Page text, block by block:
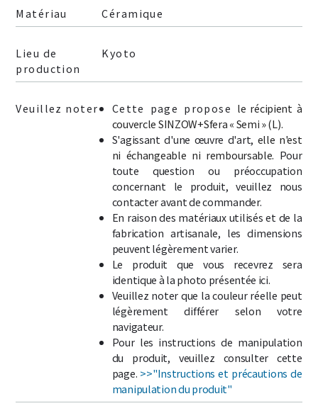
Matériau Céramique
Lieu de
production
Kyoto
Veuillez noter Cette page propose le récipient à
couvercle SINZOW+Sfera « Semi » (L).
S'agissant d'une œuvre d'art, elle n'est
ni échangeable ni remboursable. Pour
toute question ou préoccupation
concernant le produit, veuillez nous
contacter avant de commander.
En raison des matériaux utilisés et de la
fabrication artisanale, les dimensions
peuvent légèrement varier.
Le produit que vous recevrez sera
identique à la photo présentée ici.
Veuillez noter que la couleur réelle peut
légèrement différer selon votre
navigateur.
Pour les instructions de manipulation
du produit, veuillez consulter cette
page. >>"Instructions et précautions de
manipulation du produit"